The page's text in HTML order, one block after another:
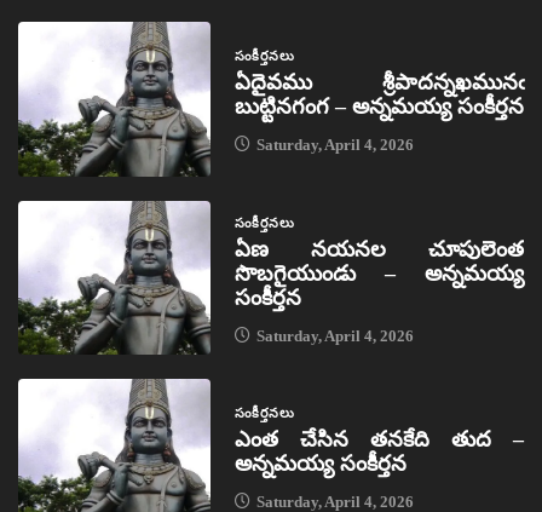
సంకీర్తనలు
ఏదైవము శ్రీపాదన్నఖమునఁ
బుట్టినగంగ – అన్నమయ్య సంకీర్తన
Saturday, April 4, 2026
సంకీర్తనలు
ఏణ నయనల చూపులెంత
సొబగైయుండు – అన్నమయ్య
సంకీర్తన
Saturday, April 4, 2026
సంకీర్తనలు
ఎంత చేసిన తనకేది తుద –
అన్నమయ్య సంకీర్తన
Saturday, April 4, 2026